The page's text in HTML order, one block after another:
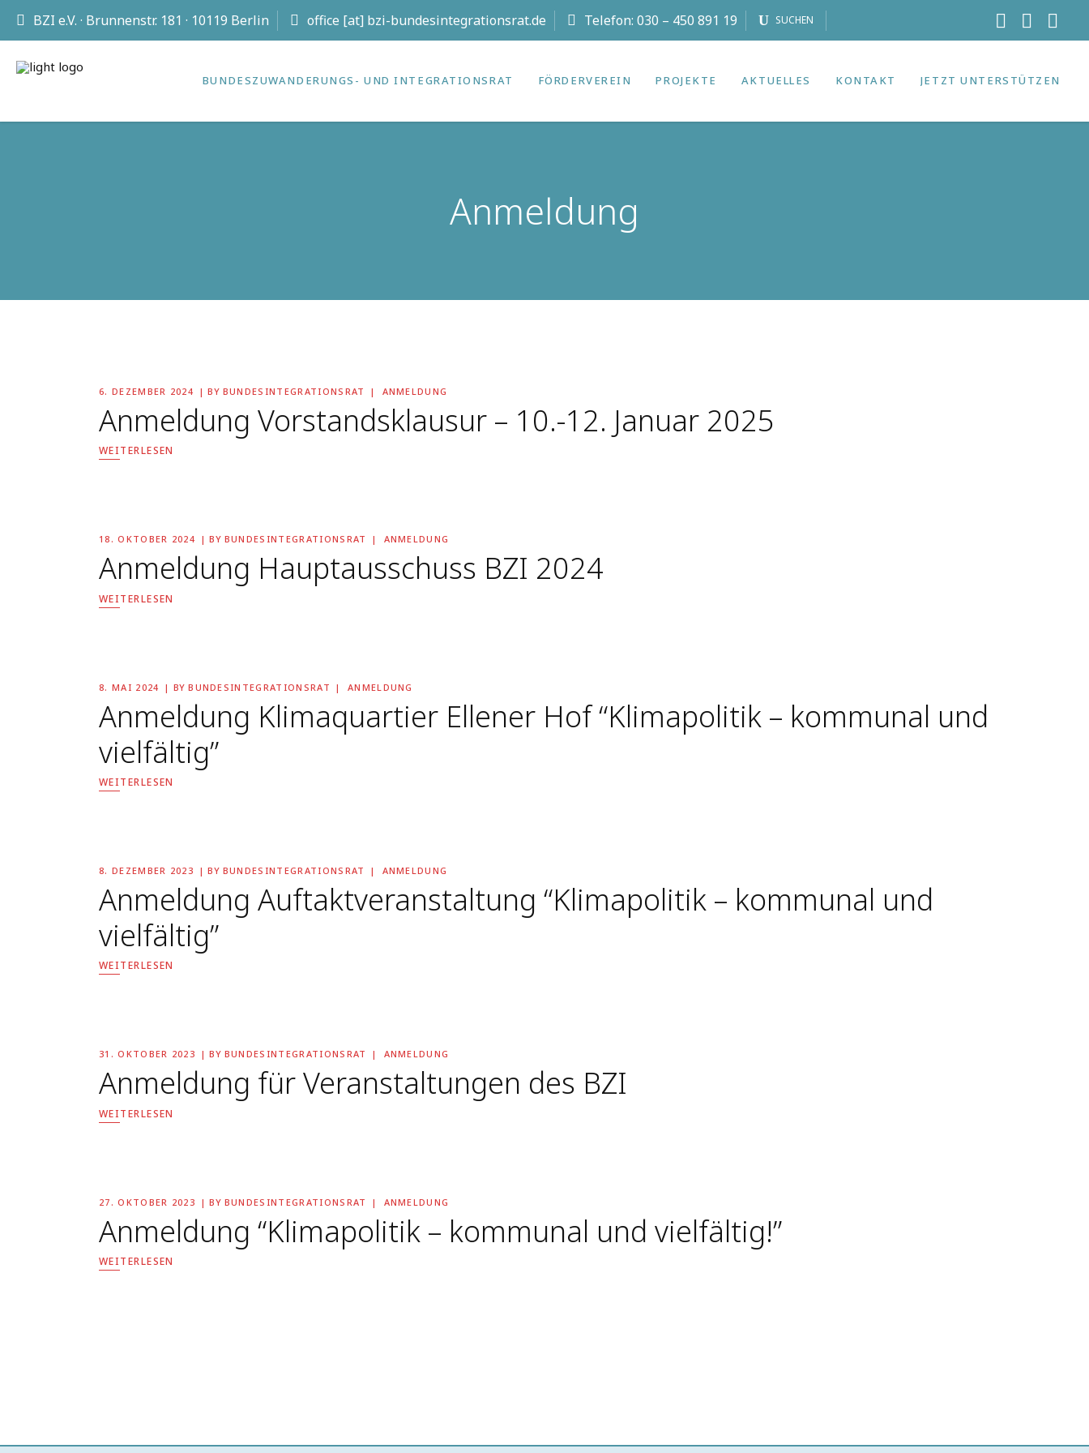
BZI e.V. · Brunnenstr. 181 · 10119 Berlin office [at] bzi-bundesintegrationsrat.de Telefon: 030 – 450 891 19 SUCHEN
BUNDES­ZUWANDERUNGS- UND INTEGRATIONS­RAT FÖRDERVEREIN PROJEKTE AKTUELLES KONTAKT JETZT UNTERSTÜTZEN
Anmeldung
6. DEZEMBER 2024 BY BUNDESINTEGRATIONSRAT ANMELDUNG
Anmeldung Vorstandsklausur – 10.-12. Januar 2025
WEITERLESEN
18. OKTOBER 2024 BY BUNDESINTEGRATIONSRAT ANMELDUNG
Anmeldung Hauptausschuss BZI 2024
WEITERLESEN
8. MAI 2024 BYBUNDESINTEGRATIONSRAT ANMELDUNG
Anmeldung Klimaquartier Ellener Hof “Klimapolitik – kommunal und
vielfältig”
WEITERLESEN
8. DEZEMBER 2023 BY BUNDESINTEGRATIONSRAT ANMELDUNG
Anmeldung Auftaktveranstaltung “Klimapolitik – kommunal und
vielfältig”
WEITERLESEN
31. OKTOBER 2023 BY BUNDESINTEGRATIONSRAT ANMELDUNG
Anmeldung für Veranstaltungen des BZI
WEITERLESEN
27. OKTOBER 2023 BY BUNDESINTEGRATIONSRAT ANMELDUNG
Anmeldung “Klimapolitik – kommunal und vielfältig!”
WEITERLESEN